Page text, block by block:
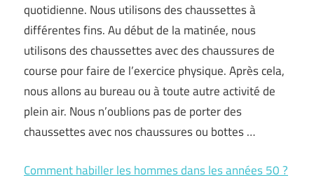
quotidienne. Nous utilisons des chaussettes à
différentes fins. Au début de la matinée, nous
utilisons des chaussettes avec des chaussures de
course pour faire de l’exercice physique. Après cela,
nous allons au bureau ou à toute autre activité de
plein air. Nous n’oublions pas de porter des
chaussettes avec nos chaussures ou bottes …
Comment habiller les hommes dans les années 50 ?